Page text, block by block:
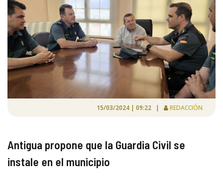
15/03/2024 | 09:22 | REDACCIÓN
Antigua propone que la Guardia Civil se
instale en el municipio